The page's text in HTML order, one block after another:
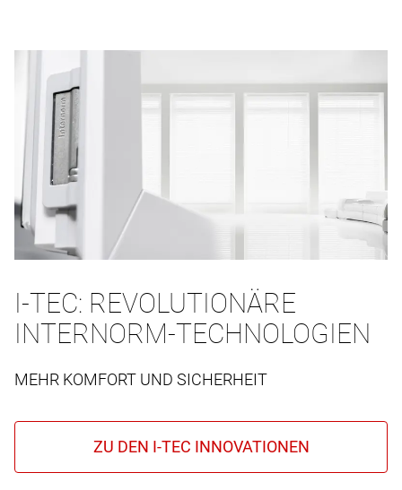
I-TEC: REVOLUTIONÄRE
INTERNORM-TECHNOLOGIEN
MEHR KOMFORT UND SICHERHEIT